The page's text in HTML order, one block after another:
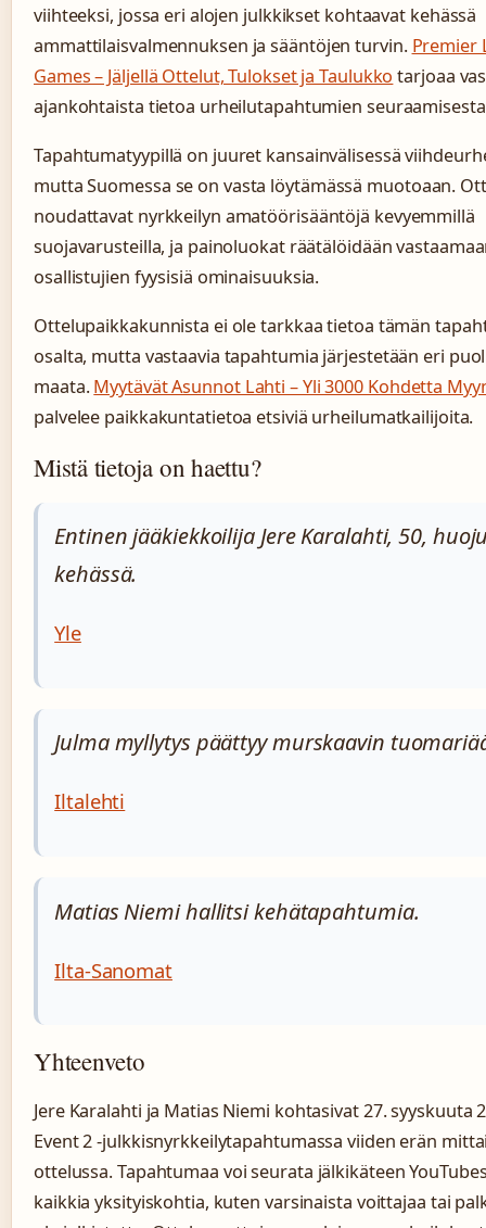
viihteeksi, jossa eri alojen julkkikset kohtaavat kehässä
ammattilaisvalmennuksen ja sääntöjen turvin. Premier
Games – Jäljellä Ottelut, Tulokset ja Taulukko tarjoaa
ajankohtaista tietoa urheilutapahtumien
Tapahtumatyypillä on juuret kansainvälisessä
mutta Suomessa se on vasta löytämässä muotoaan.
noudattavat nyrkkeilyn amatöörisääntöjä kevyemmillä
suojavarusteilla, ja painoluokat räätälöidään
osallistujien fyysisiä ominaisuuksia.
Ottelupaikkakunnista ei ole tarkkaa tietoa tämän
osalta, mutta vastaavia tapahtumia järjestetään eri
maata.Myytävät Asunnot Lahti – Yli 3000 Kohdetta
palvelee paikkakuntatietoa etsiviä urheilumatkailijoita.
Mistä tietoja on haettu?
Entinen jääkiekkoilija Jere Karalahti, 50,
kehässä.
Yle
Julma myllytys päättyy murskaavin
Iltalehti
Matias Niemi hallitsi kehätapahtumia.
Ilta-Sanomat
Yhteenveto
Jere Karalahti ja Matias Niemi kohtasivat 27. syyskuuta
Event 2 -julkkisnyrkkeilytapahtumassa viiden erän
ottelussa. Tapahtumaa voi seurata jälkikäteen
kaikkia yksityiskohtia, kuten varsinaista voittajaa tai